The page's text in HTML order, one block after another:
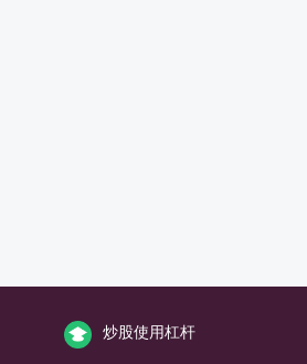
炒股使用杠杆